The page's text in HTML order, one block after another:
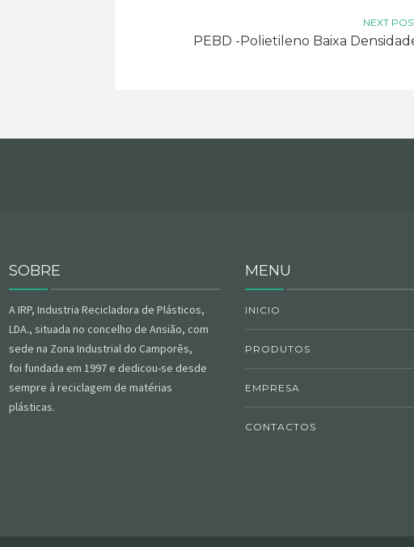
NEXT
PEBD -Polietileno Baixa
SOBRE
A IRP, Industria Recicladora de Plásticos,
LDA., situada no concelho de Ansião, com
sede na Zona Industrial do Camporês,
foi fundada em 1997 e dedicou-se desde
sempre à reciclagem de matérias
plásticas.
MENU
INICIO
PRODUTOS
EMPRESA
CONTACTOS